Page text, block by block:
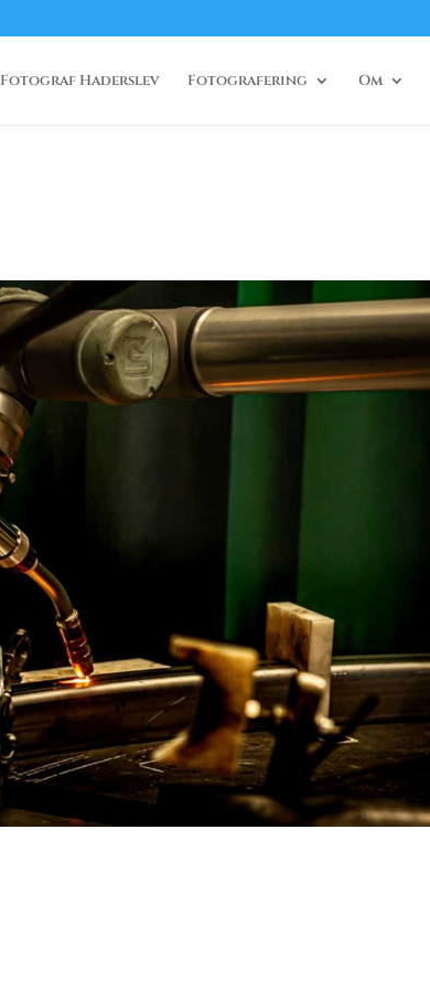
Fotograf Haderslev Fotografering Om